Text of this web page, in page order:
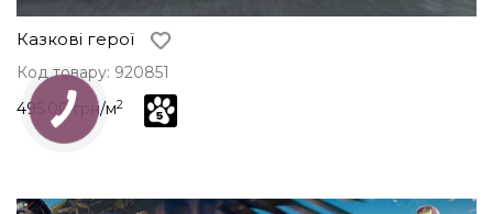
Казкові герої
Код товару: 920851
495.00 грн/м2